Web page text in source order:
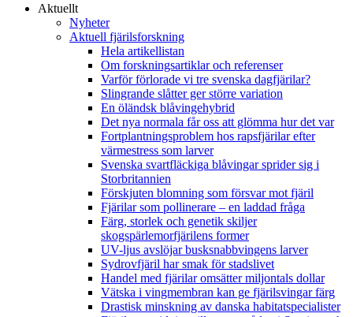
Aktuellt
Nyheter
Aktuell fjärilsforskning
Hela artikellistan
Om forskningsartiklar och referenser
Varför förlorade vi tre svenska dagfjärilar?
Slingrande slåtter ger större variation
En öländsk blåvingehybrid
Det nya normala får oss att glömma hur det var
Fortplantningsproblem hos rapsfjärilar efter
värmestress som larver
Svenska svartfläckiga blåvingar sprider sig i
Storbritannien
Förskjuten blomning som försvar mot fjäril
Fjärilar som pollinerare – en laddad fråga
Färg, storlek och genetik skiljer
skogspärlemorfjärilens former
UV-ljus avslöjar busksnabbvingens larver
Sydrovfjäril har smak för stadslivet
Handel med fjärilar omsätter miljontals dollar
Vätska i vingmembran kan ge fjärilsvingar färg
Drastisk minskning av danska habitatspecialister